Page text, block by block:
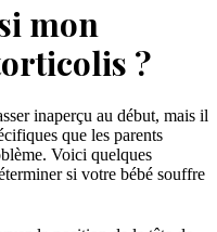
mon
?
inaperçu au début, mais il
que les parents
Voici quelques
si votre bébé souffre